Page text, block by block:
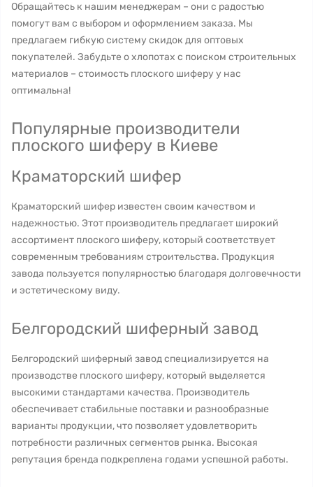
Обращайтесь к нашим менеджерам – они с радостью
помогут вам с выбором и оформлением заказа. Мы
предлагаем гибкую систему скидок для оптовых
покупателей. Забудьте о хлопотах с поиском строительных
материалов – стоимость плоского шиферу у нас
оптимальна!
Популярные производители
плоского шиферу в Киеве
Краматорский шифер
Краматорский шифер известен своим качеством и
надежностью. Этот производитель предлагает широкий
ассортимент плоского шиферу, который соответствует
современным требованиям строительства. Продукция
завода пользуется популярностью благодаря долговечности
и эстетическому виду.
Белгородский шиферный завод
Белгородский шиферный завод специализируется на
производстве плоского шиферу, который выделяется
высокими стандартами качества. Производитель
обеспечивает стабильные поставки и разнообразные
варианты продукции, что позволяет удовлетворить
потребности различных сегментов рынка. Высокая
репутация бренда подкреплена годами успешной работы.